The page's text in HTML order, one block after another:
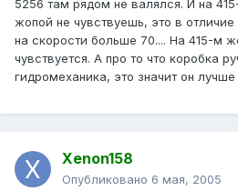
5256 там рядом не валялся. И на
жопой не чувствуешь, это в
на скорости больше 70.... На 415-м
чувствуется. А про то что коробка
гидромеханика, это значит он лучше
Xenon158
Опубликовано 6 мая, 2005